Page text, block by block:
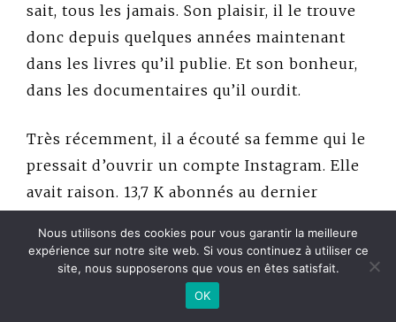
sait, tous les jamais. Son plaisir, il le trouve
donc depuis quelques années maintenant
dans les livres qu’il publie. Et son bonheur,
dans les documentaires qu’il ourdit.
Très récemment, il a écouté sa femme qui le
pressait d’ouvrir un compte Instagram. Elle
avait raison. 13,7 K abonnés au dernier
coup. Il n’y en a donc pas que pour les
shoppeuses de sacs à main griffés ou les
influenceurs du moment qui réussissent
Nous utilisons des cookies pour vous garantir la meilleure
expérience sur notre site web. Si vous continuez à utiliser ce
site, nous supposerons que vous en êtes satisfait.
OK